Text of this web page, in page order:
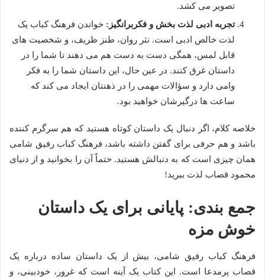
تصویر می کشد.
تجربه ادبی لذت بخش و فکربرانگیز: خواندن فرهنگ کباب یک
لذت خالص ادبی است. نثر روان، طنز ظریف، و شخصیت های
قابل لمس، همگی دست به دست هم می دهند تا شما را در
داستان غرق کنند. در عین حال، این داستان شما را به فکر
وامی دارد و سؤالات مهمی را در ذهنتان ایجاد می کند که
ساعت ها درگیرشان خواهید بود.
خلاصه کلام، اگر دنبال یک داستان کوتاه هستید که هم سرگرم کننده
باشد و هم حرفی برای گفتن داشته باشد، فرهنگ کباب رفیق شامی
همان چیزی است که به دنبالش هستید. حتماً آن را بخوانید و از دنیای
محمود قصاب لذت ببرید!
جمع بندی: پایانی برای یک داستان
خوش مزه
فرهنگ کباب رفیق شامی، بیش از یک داستان ساده درباره یک
قصاب پرمدعا است. این کتاب یک آینه است که غرور، خودبینی، و